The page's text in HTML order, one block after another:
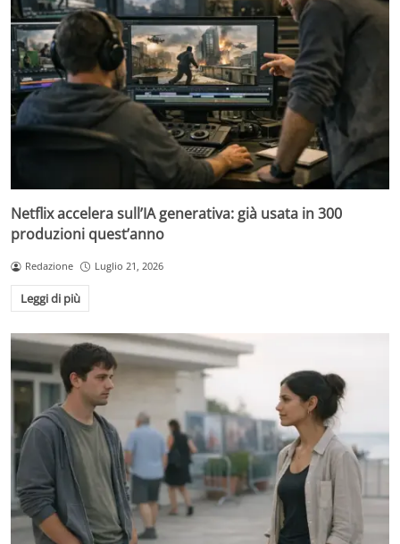
Netflix accelera sull’IA generativa: già usata in 300
produzioni quest’anno
Redazione Luglio 21, 2026
Leggi di più